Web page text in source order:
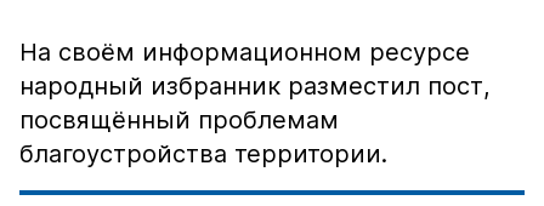
На своём информационном ресурсе
народный избранник разместил пост,
посвящённый проблемам
благоустройства территории.